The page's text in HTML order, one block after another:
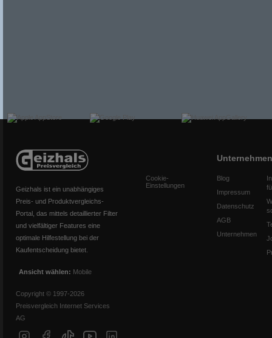
Geizhals ist ein unabhängiges
Preis- und Produktvergleichs-
Portal, das mittels detaillierter Filter
und vielfältiger Features eine
optimale Hilfestellung bei der
Kaufentscheidung bietet.
Ansicht wählen: Mobile
Copyright © 1997-2026
Preisvergleich Internet Services
AG
Cookie-
Einstellungen
Unternehmen
Blog
Impressum
Datenschutz
AGB
Unternehmen